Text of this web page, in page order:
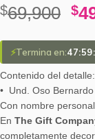
$69,900 $
⚡Termina en:
Contenido del detalle:
• Und. Oso
Con nombre
En The Gift
completamente